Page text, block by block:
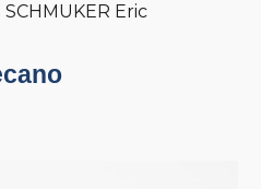
SCHMUKER Eric